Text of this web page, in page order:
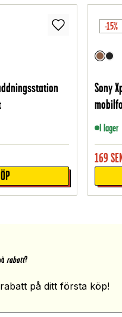
-15%
Sony
I lager
169
rabatt?
på ditt första köp!